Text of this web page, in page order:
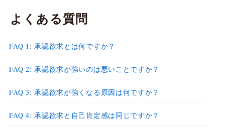
よくある質問
FAQ 1: 承認欲求とは何ですか？
FAQ 2: 承認欲求が強いのは悪いことですか？
FAQ 3: 承認欲求が強くなる原因は何ですか？
FAQ 4: 承認欲求と自己肯定感は同じですか？